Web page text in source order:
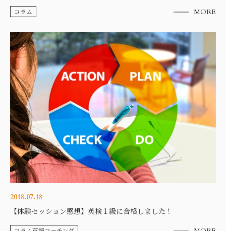
コラム MORE
2018.07.18
【体験セッション感想】英検１級に合格しました！